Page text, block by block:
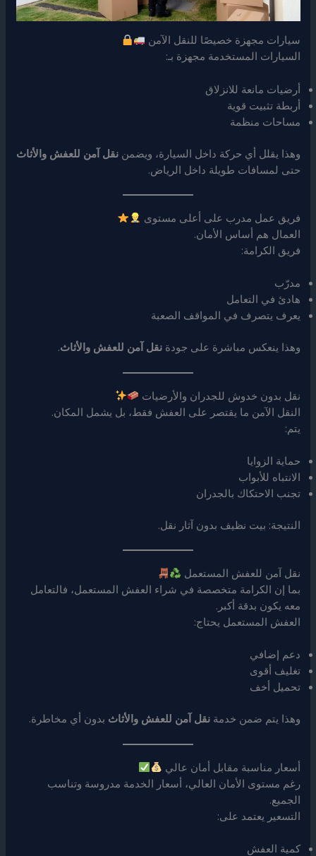
سيارات مجهزة خصيصًا للنقل الآمن
السيارات المستخدمة مجهزة بـ:
أرضيات مانعة للانزلاق
أربطة تثبيت قوية
مساحات منظمة
وهذا يقلل أي حركة داخل السيارة، ويضمننقل آمن للعفش والأثاث
حتى لمسافات طويلة داخل الرياض.
فريق عمل مدرب على أعلى مستوى
العمال هم أساس الأمان.
فريق الكرامة:
مدرّب
هادئ في التعامل
يعرف يتصرف في المواقف الصعبة
وهذا ينعكس مباشرة على جودةنقل آمن للعفش والأثاث.
نقل بدون خدوش للجدران والأرضيات
النقل الآمن ما يقتصر على العفش فقط، بل يشمل المكان.
يتم:
حماية الزوايا
الانتباه للأبواب
تجنب الاحتكاك بالجدران
النتيجة: بيت نظيف بدون آثار نقل.
نقل آمن للعفش المستعمل
بما إن الكرامة متخصصة في شراء العفش المستعمل، فالتعامل
معه يكون بدقة أكبر.
العفش المستعمل يحتاج:
دعم إضافي
تغليف أقوى
تحميل أخف
وهذا يتم ضمن خدمةنقل آمن للعفش والأثاث بدون أي مخاطرة.
أسعار مناسبة مقابل أمان عالي
رغم مستوى الأمان العالي، أسعار الخدمة مدروسة وتناسب
الجميع.
التسعير يعتمد على:
كمية العفش